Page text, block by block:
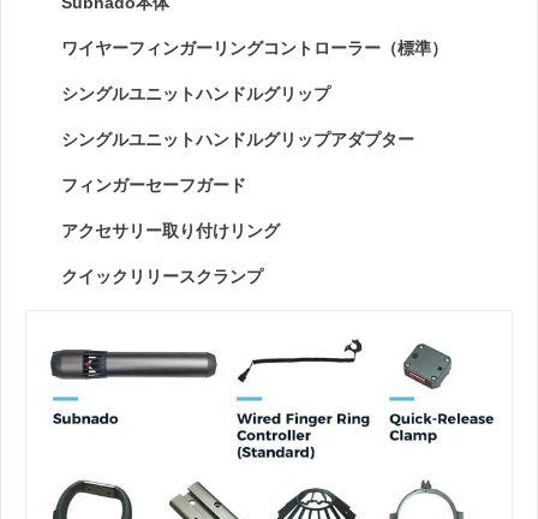
ワイヤーフィンガーリングコントローラー（標準）
シングルユニットハンドルグリップ
シングルユニットハンドルグリップアダプター
フィンガーセーフガード
アクセサリー取り付けリング
クイックリリースクランプ